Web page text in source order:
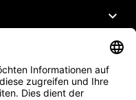


